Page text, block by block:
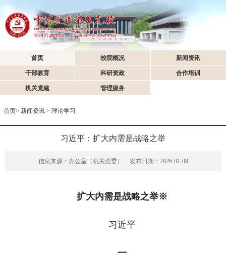
首页 校院概况 新闻资讯
干部教育 科研资政 合作培训
机关党建 管理服务
首页> 新闻资讯 > 理论学习
习近平：扩大内需是战略之举
信息来源：办公室（机关党委） 发布日期：2026-01-09
扩大内需是战略之举※
习近平
一